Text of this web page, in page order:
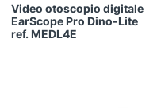
Video otoscopio digitale
EarScope Pro Dino-Lite
ref. MEDL4E